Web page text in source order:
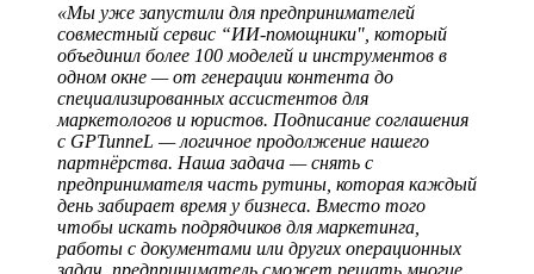
«Мы уже запустили для предпринимателей
совместный сервис “ИИ-помощники", который
объединил более 100 моделей и инструментов в
одном окне — от генерации контента до
специализированных ассистентов для
маркетологов и юристов. Подписание соглашения
с GPTunneL — логичное продолжение нашего
партнёрства. Наша задача — снять с
предпринимателя часть рутины, которая каждый
день забирает время у бизнеса. Вместо того
чтобы искать подрядчиков для маркетинга,
работы с документами или других операционных
задач, предприниматель сможет решать многие